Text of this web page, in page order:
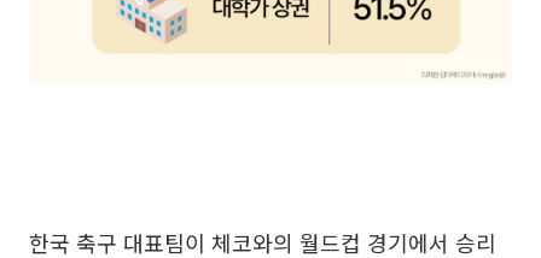
한국 축구 대표팀이 체코와의 월드컵 경기에서 승리